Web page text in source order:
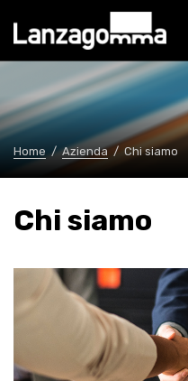
Home / Azienda / Chi siamo
Chi siamo